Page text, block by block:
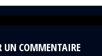
UN COMMENTAIRE